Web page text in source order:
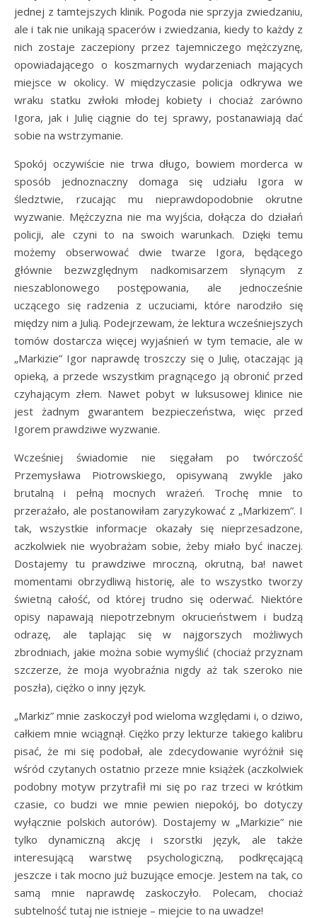
jednej z tamtejszych klinik. Pogoda nie sprzyja zwiedzaniu,
ale i tak nie unikają spacerów i zwiedzania, kiedy to każdy z
nich zostaje zaczepiony przez tajemniczego mężczyznę,
opowiadającego o koszmarnych wydarzeniach mających
miejsce w okolicy. W międzyczasie policja odkrywa we
wraku statku zwłoki młodej kobiety i chociaż zarówno
Igora, jak i Julię ciągnie do tej sprawy, postanawiają dać
sobie na wstrzymanie.
Spokój oczywiście nie trwa długo, bowiem morderca w
sposób jednoznaczny domaga się udziału Igora w
śledztwie, rzucając mu nieprawdopodobnie okrutne
wyzwanie. Mężczyzna nie ma wyjścia, dołącza do działań
policji, ale czyni to na swoich warunkach. Dzięki temu
możemy obserwować dwie twarze Igora, będącego
głównie bezwzględnym nadkomisarzem słynącym z
nieszablonowego postępowania, ale jednocześnie
uczącego się radzenia z uczuciami, które narodziło się
między nim a Julią. Podejrzewam, że lektura wcześniejszych
tomów dostarcza więcej wyjaśnień w tym temacie, ale w
„Markizie” Igor naprawdę troszczy się o Julię, otaczając ją
opieką, a przede wszystkim pragnącego ją obronić przed
czyhającym złem. Nawet pobyt w luksusowej klinice nie
jest żadnym gwarantem bezpieczeństwa, więc przed
Igorem prawdziwe wyzwanie.
Wcześniej świadomie nie sięgałam po twórczość
Przemysława Piotrowskiego, opisywaną zwykle jako
brutalną i pełną mocnych wrażeń. Trochę mnie to
przerażało, ale postanowiłam zaryzykować z „Markizem”. I
tak, wszystkie informacje okazały się nieprzesadzone,
aczkolwiek nie wyobrażam sobie, żeby miało być inaczej.
Dostajemy tu prawdziwe mroczną, okrutną, ba! nawet
momentami obrzydliwą historię, ale to wszystko tworzy
świetną całość, od której trudno się oderwać. Niektóre
opisy napawają niepotrzebnym okrucieństwem i budzą
odrazę, ale taplając się w najgorszych możliwych
zbrodniach, jakie można sobie wymyślić (chociaż przyznam
szczerze, że moja wyobraźnia nigdy aż tak szeroko nie
poszła), ciężko o inny język.
„Markiz” mnie zaskoczył pod wieloma względami i, o dziwo,
całkiem mnie wciągnął. Ciężko przy lekturze takiego kalibru
pisać, że mi się podobał, ale zdecydowanie wyróżnił się
wśród czytanych ostatnio przeze mnie książek (aczkolwiek
podobny motyw przytrafił mi się po raz trzeci w krótkim
czasie, co budzi we mnie pewien niepokój, bo dotyczy
wyłącznie polskich autorów). Dostajemy w „Markizie” nie
tylko dynamiczną akcję i szorstki język, ale także
interesującą warstwę psychologiczną, podkręcającą
jeszcze i tak mocno już buzujące emocje. Jestem na tak, co
samą mnie naprawdę zaskoczyło. Polecam, chociaż
subtelność tutaj nie istnieje – miejcie to na uwadze!